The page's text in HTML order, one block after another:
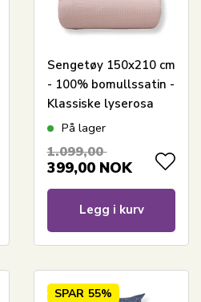
Sengetøy 150x210 cm
- 100% bomullssatin -
Klassiske lyserosa
striper
På lager
1.099,00
399,00 NOK
Legg i kurv
SPAR 55%